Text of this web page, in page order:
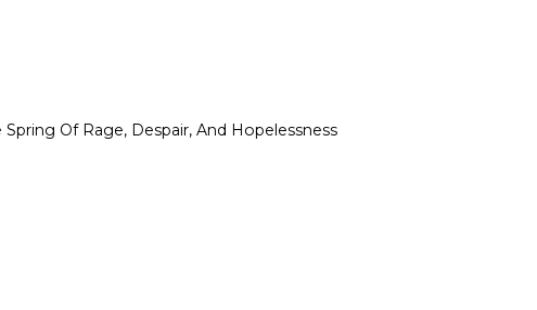
Of Rage, Despair, And Hopelessness